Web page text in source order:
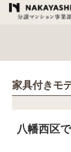
家具付きモ
八幡西区